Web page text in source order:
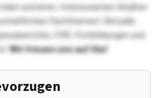
weiteren, interessanten Inhalten
Fachthemen! Aktuelle
CME-Fortbildungen und
Wir freuen uns auf Sie!